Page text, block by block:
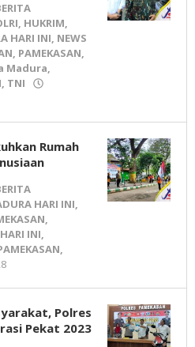
, HUKRIM,
HARI INI, NEWS
, PAMEKASAN,
Madura,
, TNI
Rumah
HARI INI,
,
INI,
,
Polres
Pekat 2023